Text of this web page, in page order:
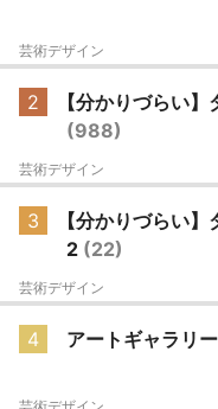
芸術デザイン
2
【分かりづらい】
(988)
芸術デザイン
3
【分かりづらい】
2 (22)
芸術デザイン
4 アートギャラリ